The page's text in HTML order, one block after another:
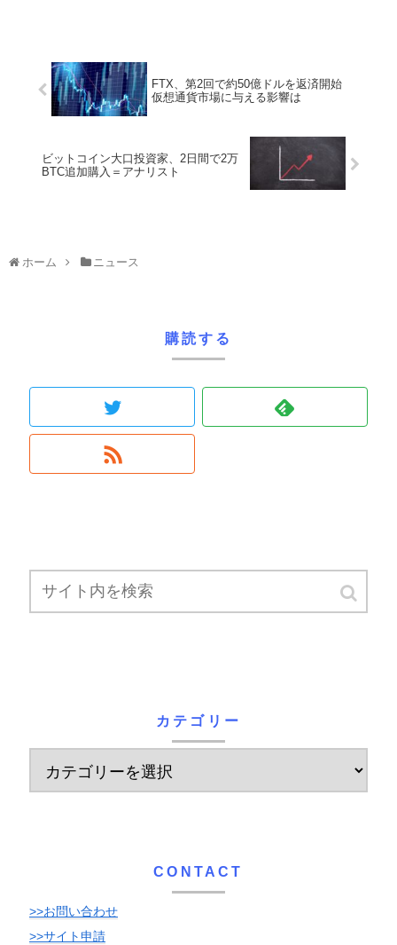
FTX、第2回で約50億ドルを返済開始
仮想通貨市場に与える影響は
ビットコイン大口投資家、2日間で2万
BTC追加購入＝アナリスト
ホーム ニュース
購読する
カテゴリー
CONTACT
>>お問い合わせ
>>サイト申請